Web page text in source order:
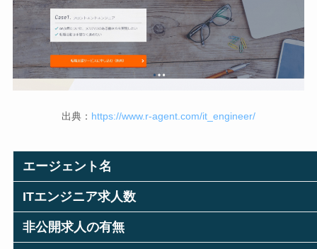
出典： https://www.r-agent.com/it_engineer/
エージェント名
ITエンジニア求人数
非公開求人の有無